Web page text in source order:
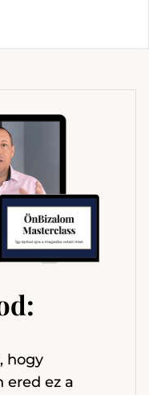
hogy
ered ez a